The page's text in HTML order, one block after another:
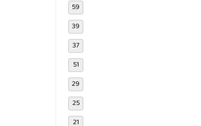
59
39
37
51
29
25
21